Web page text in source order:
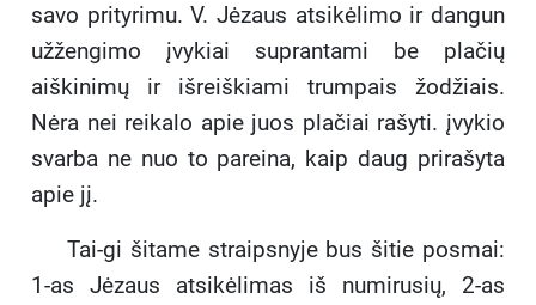
savo prityrimu. V. Jėzaus atsikėlimo ir dangun
užžengimo įvykiai suprantami be plačių
aiškinimų ir išreiškiami trumpais žodžiais.
Nėra nei reikalo apie juos plačiai rašyti. įvykio
svarba ne nuo to pareina, kaip daug prirašyta
apie jį.
Tai-gi šitame straipsnyje bus šitie posmai:
1-as Jėzaus atsikėlimas iš numirusių, 2-as